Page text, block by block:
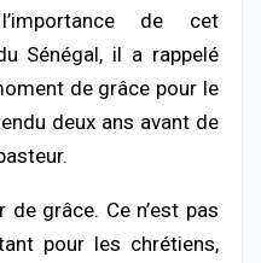
de cet
Sénégal, il a rappelé
de grâce pour le
deux ans avant de
de grâce. Ce n’est pas
pour les chrétiens,